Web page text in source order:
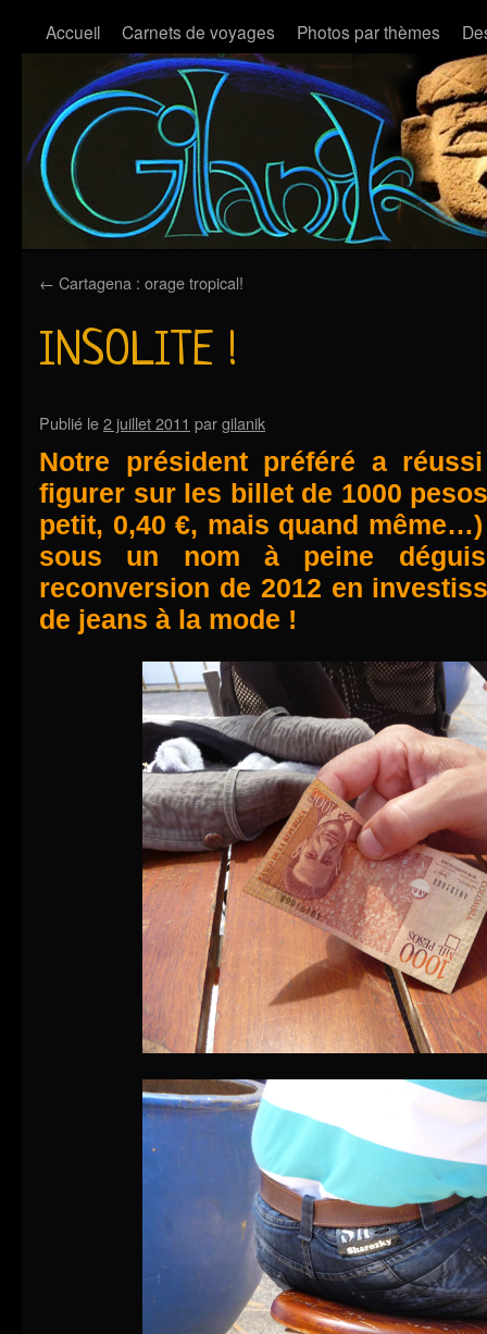
Accueil Carnets de voyages Photos par thèmes
← Cartagena : orage tropical!
INSOLITE !
Publié le2 juillet 2011 pargilanik
Notre président préféré a
figurer sur les billet de 1000
petit, 0,40 €, mais quand
sous un nom à peine
reconversion de 2012 en
de jeans à la mode !